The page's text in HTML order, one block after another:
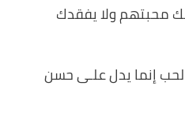
محبتهم ولا يفقدك
الحب إنما يدل علـى حسن